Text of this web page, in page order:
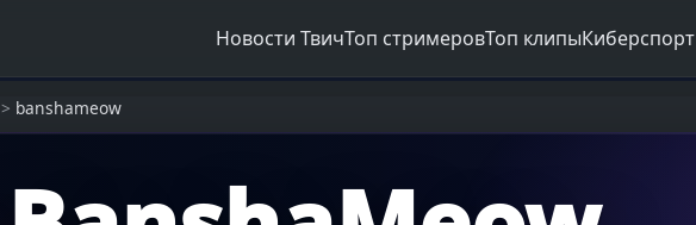
Новости ТвичТоп стримеровТоп клипыКиберспорт
> banshameow